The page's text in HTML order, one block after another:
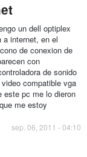
un dell optiplex
a internet, en el
de conexion de
con
de sonido
compatible vga
este pc me lo dieron
me estoy
sep. 06, 2011 - 04:10